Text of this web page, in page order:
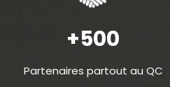
+500
Partenaires partout au QC